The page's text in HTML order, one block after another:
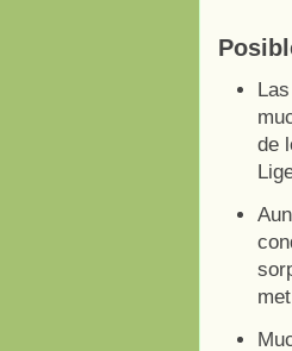
de